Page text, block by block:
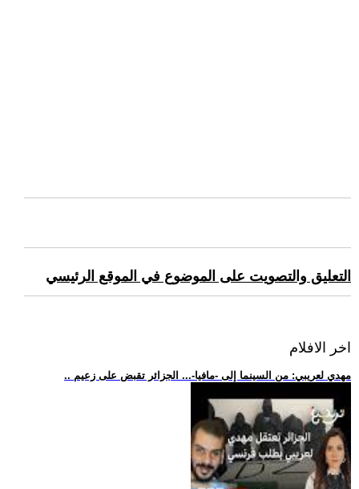
التعليق والتصويت على الموضوع في الموقع الرئيسي
اخر الافلام
.. مهدي لعريبي: من السينما إلى -مافيا-... الجزائر تقبض على زعيم